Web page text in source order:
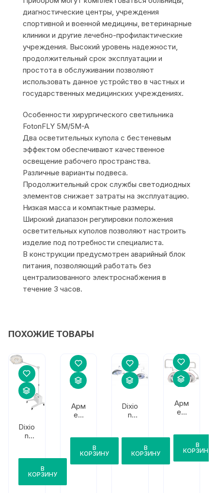
диагностические центры, учреждения
спортивной и военной медицины, ветеринарные
клиники и другие лечебно-профилактические
учреждения. Высокий уровень надежности,
продолжительный срок эксплуатации и
простота в обслуживании позволяют
использовать данное устройство в частных и
государственных медицинских учреждениях.
Особенности хирургического светильника
FotonFLY 5M/5M-A
Два осветительных купола с бестеневым
эффектом обеспечивают качественное
освещение рабочего пространства.
Различные варианты подвеса.
Продолжительный срок службы светодиодных
элементов снижает затраты на эксплуатацию.
Низкая масса и компактные размеры.
Широкий диапазон регулировки положения
осветительных куполов позволяют настроить
изделие под потребности специалиста.
В конструкции предусмотрен аварийный блок
питания, позволяющий работать без
централизованного электроснабжения в
течение 3 часов.
ПОХОЖИЕ ТОВАРЫ
Dixio
n
1670
ЛЕД
/165
0ЛЕ
В
КОРЗИНУ
Арм
ед
В
КОРЗИНУ
Dixio
n
/167
5/16
77
В
КОРЗИНУ
Арм
ед
В
КОРЗИНУ